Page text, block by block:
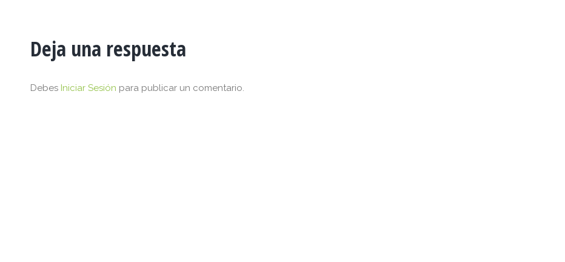
Deja una respuesta
Debes Iniciar Sesión para publicar un comentario.